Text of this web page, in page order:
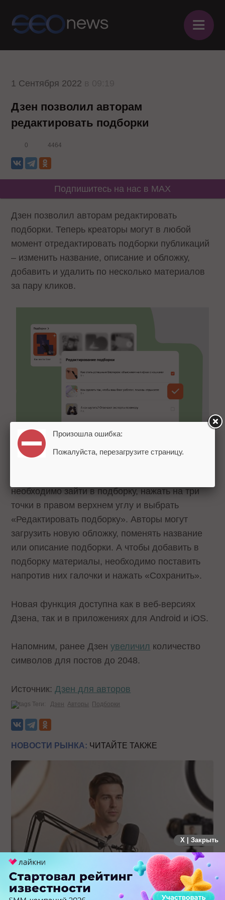
≡
1 Сентября 2022
Дзен позволил авторам
редактировать подборки
0 4464
Подпишитесь на нас в MAX
Дзен позволил авторам редактировать
подборки. Теперь креаторы могут в любой
момент отредактировать подборки публикаций
– изменить название, описание и обложку,
добавить и удалить по несколько материалов
за пару кликов.
необходимо зайти в подборку, нажать на три
точки в правом верхнем углу и выбрать
«Редактировать подборку». Авторы могут
загрузить новую обложку, поменять название
или описание подборки. А чтобы добавить в
подборку материалы, необходимо поставить
напротив них галочки и нажать «Сохранить».
Новая функция доступна как в веб-версиях
Дзена, так и в приложениях для Android и iOS.
Напомним, ранее Дзенувеличил количество
символов для постов до 2048.
Источник:Дзен для авторов
Теги: Дзен Авторы Подборки
НОВОСТИ РЫНКА: ЧИТАЙТЕ ТАКЖЕ
Российский рынок инфлюенс-маркетинга вошел в фазу
стагнации после нескольких лет роста
X | Закрыть
Произошла ошибка:
Пожалуйста, перезагрузите страницу.